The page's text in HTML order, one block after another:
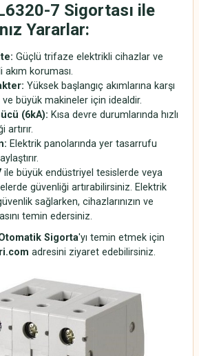
7 Sigortası ile
Yararlar:
Güçlü trifaze elektrikli cihazlar ve
koruması.
Yüksek başlangıç akımlarına karşı
ve büyük makineler için idealdir.
(6kA): Kısa devre durumlarında hızlı
Elektrik panolarında yer tasarrufu
ile büyük endüstriyel tesislerde veya
güvenliği artırabilirsiniz. Elektrik
sağlarken, cihazlarınızın ve
temin edersiniz.
Sigorta'yı temin etmek için
.com adresini ziyaret edebilirsiniz.